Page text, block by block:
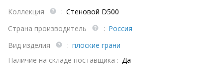
Коллекция
: Стеновой D500
Страна производитель
: Россия
Вид изделия
: плоские грани
Наличие на складе поставщика : Да